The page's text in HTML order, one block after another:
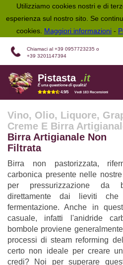
Utilizziamo cookies nostri e di
esperienza sul nostro sito. Se
cookies. Maggiori informazioni -
Chiamaci al +39 0957723235 o
+39 3201147394
Pistasta .it
É una questione di qualità!
4.9/5
Vedi 183 Recensioni
Vino, Olio, Liquore,
Creme E Birra
Birra Artigianale Non
Filtrata
Birra non pastorizzata,
carbonica presente nelle
per pressurizzazione da
direttamente dai lieviti
fermentazione. Anche in
casuale, infatti l'anidride
bombole proviene
processi di steam reforming
certo non ideale per creare
credi? Noi per superare